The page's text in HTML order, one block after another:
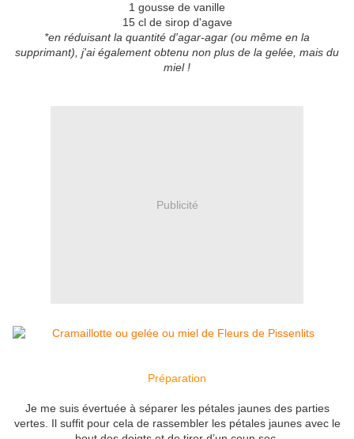
1 gousse de vanille
15 cl de sirop d'agave
*en réduisant la quantité d'agar-agar (ou même en la
supprimant), j'ai également obtenu non plus de la gelée, mais du
miel !
Publicité
Préparation
Je me suis évertuée à séparer les pétales jaunes des parties
vertes. Il suffit pour cela de rassembler les pétales jaunes avec le